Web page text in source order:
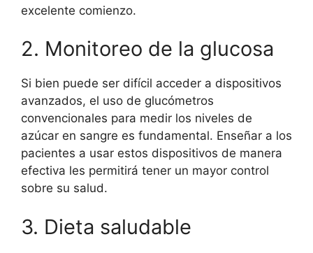
excelente comienzo.
2. Monitoreo de la glucosa
Si bien puede ser difícil acceder a dispositivos
avanzados, el uso de glucómetros
convencionales para medir los niveles de
azúcar en sangre es fundamental. Enseñar a los
pacientes a usar estos dispositivos de manera
efectiva les permitirá tener un mayor control
sobre su salud.
3. Dieta saludable